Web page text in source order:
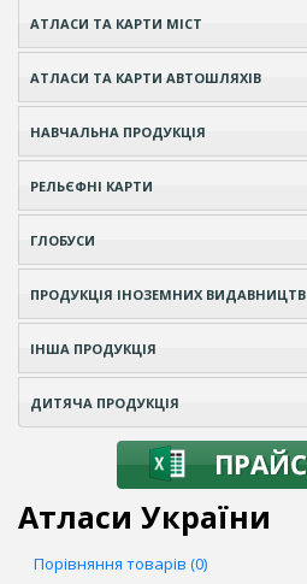
АТЛАСИ ТА КАРТИ МІСТ
АТЛАСИ ТА КАРТИ АВТОШЛЯХІВ
НАВЧАЛЬНА ПРОДУКЦІЯ
РЕЛЬЄФНІ КАРТИ
ГЛОБУСИ
ПРОДУКЦІЯ ІНОЗЕМНИХ ВИДАВНИЦТВ
ІНША ПРОДУКЦІЯ
ДИТЯЧА ПРОДУКЦІЯ
Атласи України
Порівняння товарів (0)